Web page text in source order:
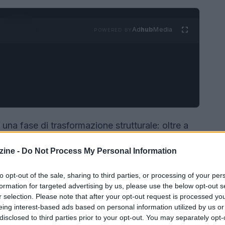
- Do Not Process My Personal Information
opt-out of the sale, sharing to third parties, or processing of your
for targeted advertising by us, please use the below opt-out
selection. Please note that after your opt-out request is processed
interest-based ads based on personal information utilized by us
to third parties prior to your opt-out. You may separately
AdhubMedia
fase di trasformazione strutturale: oltre a
lo stop pandemico, il settore concentra
e internazionalizzazione. A questo si affianca
digitale
cresce molto più del PIL, spinto
artificiale mentre emergono proposte di
le micro e piccole imprese nella